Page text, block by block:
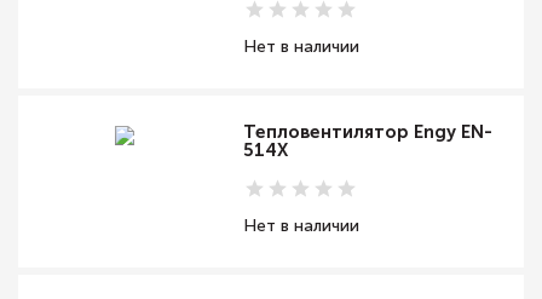
Нет в наличии
Тепловентилятор Engy EN-
514X
Нет в наличии